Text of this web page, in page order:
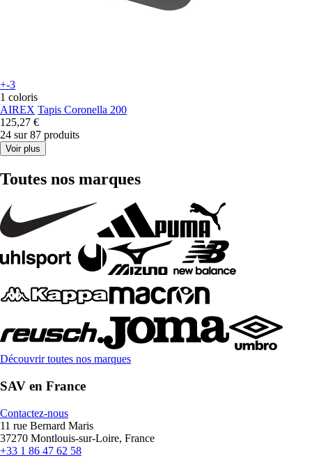
+-3
1 coloris
AIREX Tapis Coronella 200
125,27 €
24 sur 87 produits
Voir plus
Toutes nos marques
Découvrir toutes nos marques
SAV en France
Contactez-nous
11 rue Bernard Maris
37270 Montlouis-sur-Loire, France
+33 1 86 47 62 58